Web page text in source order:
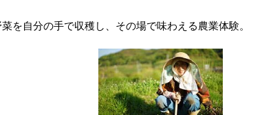
を自分の手で収穫し、その場で味わえる農業体験。